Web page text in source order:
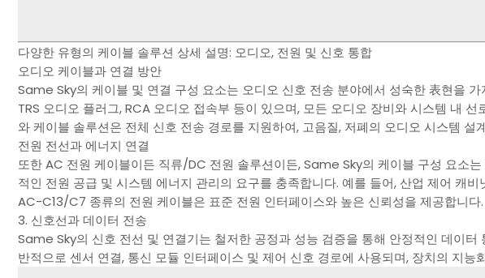
다양한 유형의 케이블 솔루션 상세 설명: 오디오, 전원 및 신호 통합
오디오 케이블과 연결 방안
Same Sky의 케이블 및 연결 구성 요소는 오디오 신호 전송 분야에서 성숙한 表현을
TRS 오디오 플러그, RCA 오디오 접속부 등이 있으며, 모든 오디오 장비와 시스템 내
와 케이블 솔루션은 전체 신호 전송 경로를 지원하여, 고음질, 저폐의 오디오 시스템 설
전원 전선과 에너지 연결
또한 AC 전원 케이블이든 직류/DC 전원 솔루션이든, Same Sky의 케이블 구성 요소
적인 전원 공급 및 시스템 에너지 관리의 요구를 충족합니다. 예를 들어, 산업 제어 캐
AC-C13/C7 종류의 전원 케이블은 표준 전원 인터페이스와 높은 신뢰성을 제공합니다.
3. 신호선과 데이터 전송
Same Sky의 신호 전선 및 연결기는 철저한 공정과 성능 검증을 통해 안정적인 데이터
반적으로 센서 연결, 통신 모듈 인터페이스 및 제어 신호 경로에 사용되며, 장치의 지능